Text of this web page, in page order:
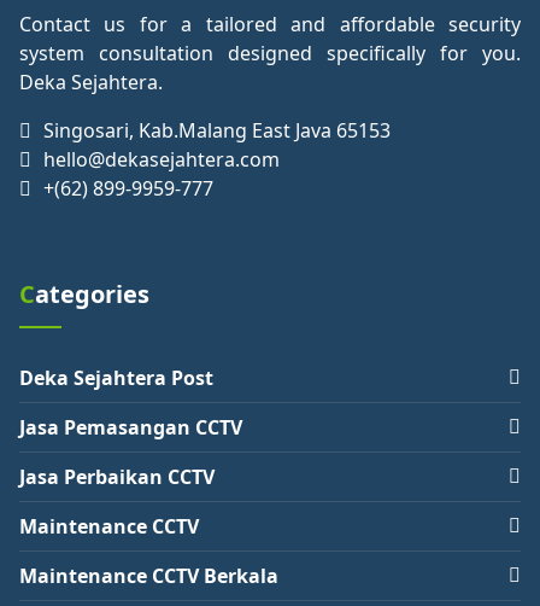
Contact us for a tailored and affordable security
system consultation designed specifically for you.
Deka Sejahtera.
Singosari, Kab.Malang East Java 65153
hello@dekasejahtera.com
+(62) 899-9959-777
Categories
Deka Sejahtera Post
Jasa Pemasangan CCTV
Jasa Perbaikan CCTV
Maintenance CCTV
Maintenance CCTV Berkala